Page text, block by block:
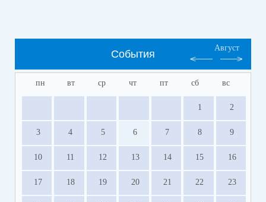
События
Август
пн вт ср чт пт сб вс
1 2
3 4 5 6 7 8 9
10 11 12 13 14 15 16
17 18 19 20 21 22 23